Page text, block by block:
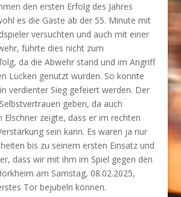
den ersten Erfolg des Jahres
es die Gäste ab der 55. Minute mit
versuchten und auch mit einer
führte dies nicht zum
da die Abwehr stand und im Angriff
Lücken genutzt wurden. So konnte
verdienter Sieg gefeiert werden. Der
geben, da auch
Elschner zeigte, dass er im rechten
sein kann. Es waren ja nur
bis zu seinem ersten Einsatz und
dass wir mit ihm im Spiel gegen den
am Samstag, 08.02.2025,
Tor bejubeln können.